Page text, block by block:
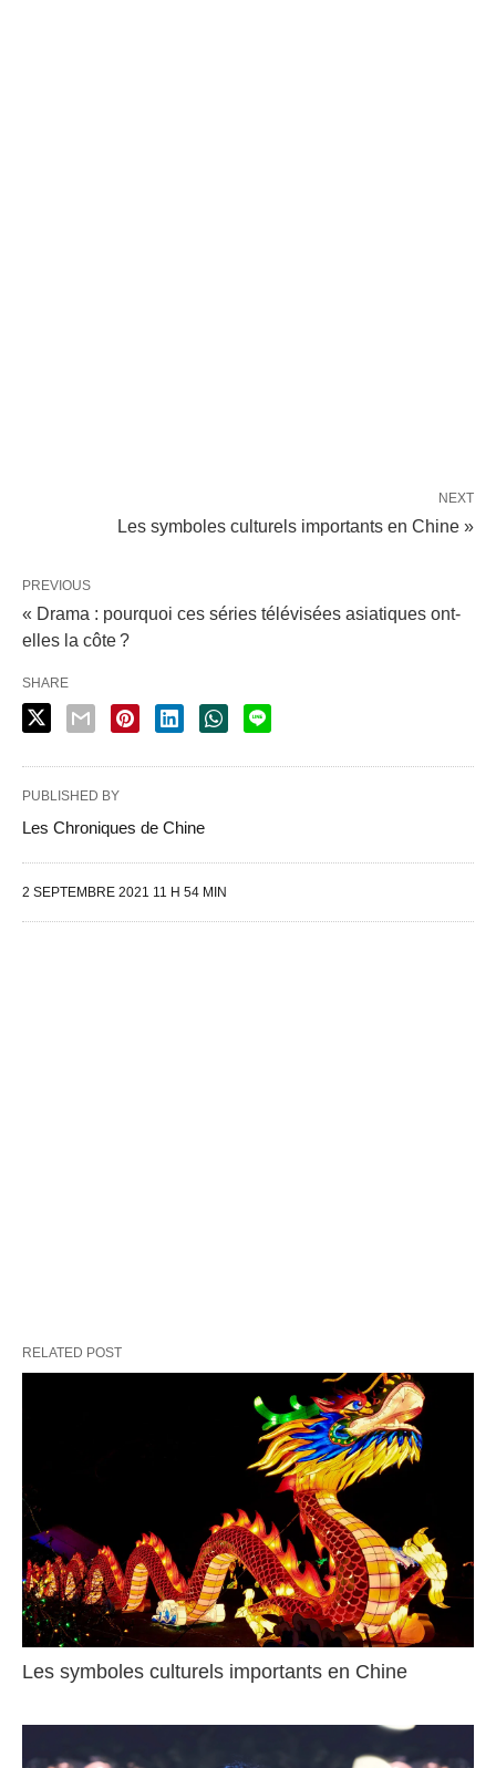
NEXT
Les symboles culturels importants en Chine »
PREVIOUS
« Drama : pourquoi ces séries télévisées asiatiques ont-
elles la côte ?
SHARE
PUBLISHED BY
Les Chroniques de Chine
2 SEPTEMBRE 2021 11 H 54 MIN
RELATED POST
Les symboles culturels importants en Chine